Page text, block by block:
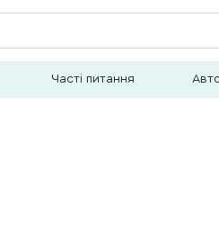
Часті питання